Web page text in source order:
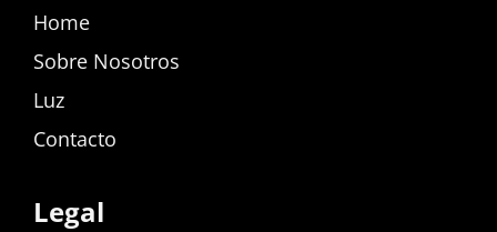
Home
Sobre Nosotros
Luz
Contacto
Legal